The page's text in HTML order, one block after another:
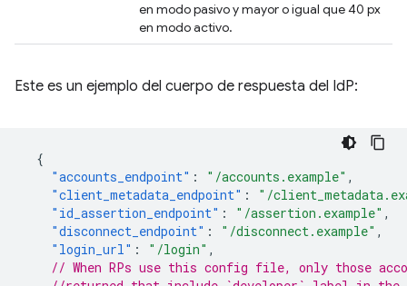
en modo pasivo y mayor o igual que 40 px
en modo activo.
Este es un ejemplo del cuerpo de respuesta del IdP:
{
"accounts_endpoint" : "/accounts.example" ,
"client_metadata_endpoint" :
"/
"id_assertion_endpoint" : "/assertion.example" ,
"disconnect_endpoint" : "/disconnect.example" ,
"login_url" : "/login" ,
// When RPs use this config file, only those